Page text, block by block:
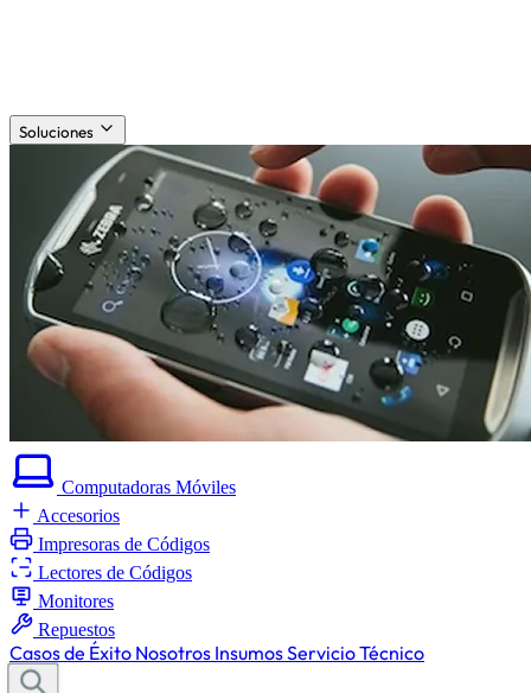
Soluciones
Computadoras Móviles
Accesorios
Impresoras de Códigos
Lectores de Códigos
Monitores
Repuestos
Casos de Éxito Nosotros InsumosServicio Técnico